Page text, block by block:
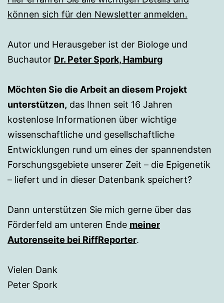
können sich für den Newsletter anmelden.
Autor und Herausgeber ist der Biologe und
Buchautor Dr. Peter Spork, Hamburg
Möchten Sie die Arbeit an diesem Projekt
unterstützen, das Ihnen seit 16 Jahren
kostenlose Informationen über wichtige
wissenschaftliche und gesellschaftliche
Entwicklungen rund um eines der spannendsten
Forschungsgebiete unserer Zeit – die Epigenetik
– liefert und in dieser Datenbank speichert?
Dann unterstützen Sie mich gerne über das
Förderfeld am unteren Ende meiner
Autorenseite bei RiffReporter.
Vielen Dank
Peter Spork